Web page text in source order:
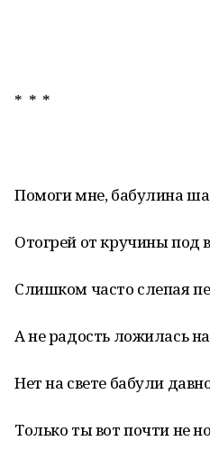
* * *
Помоги мне, бабулина
Отогрей от кручины под
Слишком часто слепая
А не радость ложилась
Нет на свете бабули
Только ты вот почти не